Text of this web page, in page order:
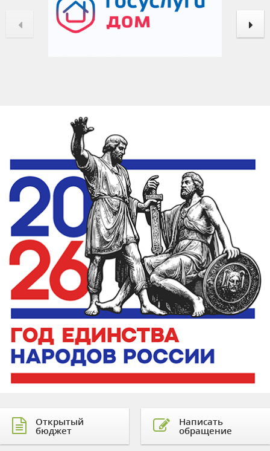
Открытый
бюджет
Написать
обращение